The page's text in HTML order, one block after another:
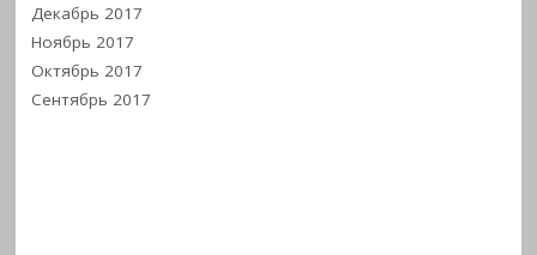
Декабрь 2017
Ноябрь 2017
Октябрь 2017
Сентябрь 2017